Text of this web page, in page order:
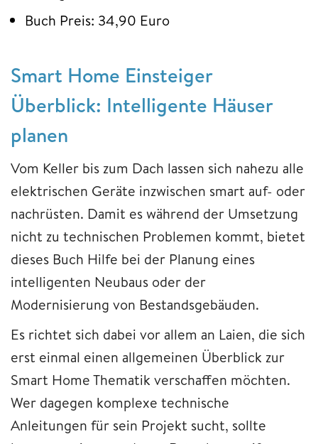
Buch Preis: 34,90 Euro
Smart Home Einsteiger
Überblick: Intelligente Häuser
planen
Vom Keller bis zum Dach lassen sich nahezu alle
elektrischen Geräte inzwischen smart auf- oder
nachrüsten. Damit es während der Umsetzung
nicht zu technischen Problemen kommt, bietet
dieses Buch Hilfe bei der Planung eines
intelligenten Neubaus oder der
Modernisierung von Bestandsgebäuden.
Es richtet sich dabei vor allem an Laien, die sich
erst einmal einen allgemeinen Überblick zur
Smart Home Thematik verschaffen möchten.
Wer dagegen komplexe technische
Anleitungen für sein Projekt sucht, sollte